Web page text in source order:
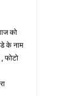
को
के नाम
फोटो